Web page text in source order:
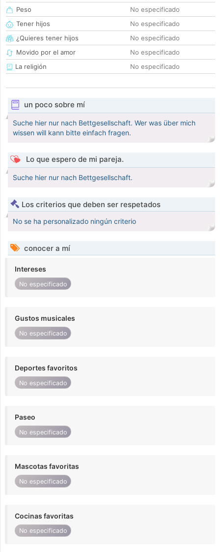
Peso
No especificado
Tener hijos
No especificado
¿Quieres tener hijos
No especificado
Movido por el amor
No especificado
La religión
No especificado
un poco sobre mí
Suche hier nur nach Bettgesellschaft. Wer was über mich
wissen will kann bitte einfach fragen.
Lo que espero de mi pareja.
Suche hier nur nach Bettgesellschaft.
Los criterios que deben ser respetados
No se ha personalizado ningún criterio
conocer a mí
Intereses
No especificado
Gustos musicales
No especificado
Deportes favoritos
No especificado
Paseo
No especificado
Mascotas favoritas
No especificado
Cocinas favoritas
No especificado